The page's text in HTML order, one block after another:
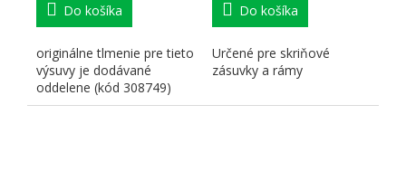
Do košíka
originálne tlmenie pre tieto
výsuvy je dodávané
oddelene (kód 308749)
Do košíka
Určené pre skriňové
zásuvky a rámy